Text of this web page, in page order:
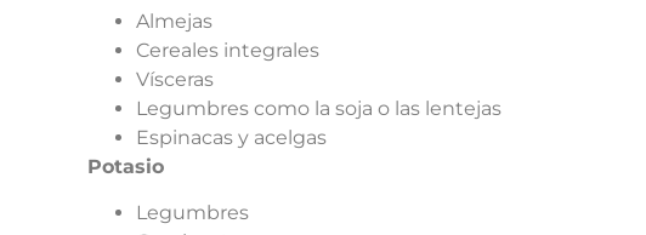
Almejas
Cereales integrales
Vísceras
Legumbres como la soja o las lentejas
Espinacas y acelgas
Potasio
Legumbres